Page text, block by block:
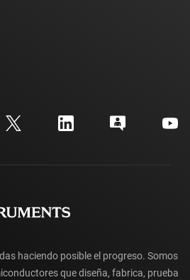
de TI E2E™
cruzadas
la cuenta myTI
pedidos
haciendo posible el progreso. Somos
que diseña, fabrica, prueba